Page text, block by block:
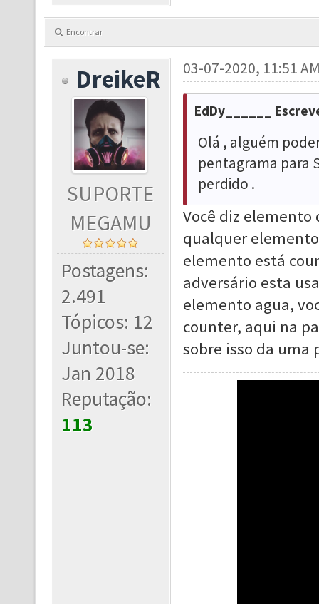
Encontrar
DreikeR
SUPORTE
MEGAMU
Postagens:
2.491
Tópicos: 12
Juntou-se:
Jan 2018
Reputação:
113
03-07-2020, 11:51
EdDy______
Olá , alguém
pentagrama para
perdido .
Você diz elemento
qualquer elemento
elemento está
adversário esta
elemento agua,
counter, aqui na
sobre isso da uma